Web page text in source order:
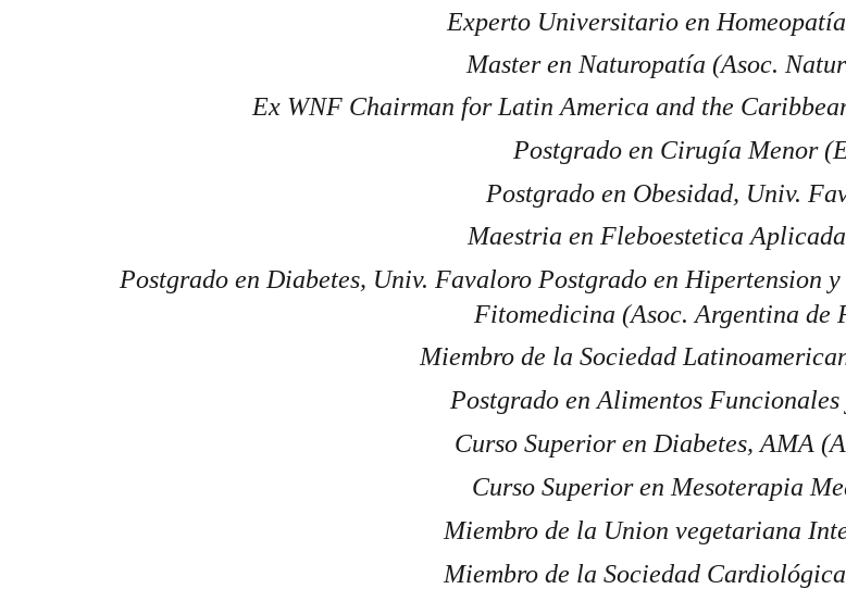
Experto Universitario en
Master en Naturopatía (Asoc.
Ex WNF Chairman for Latin America and the
Postgrado en Cirugía Menor
Postgrado en Obesidad, Univ.
Maestria en
Postgrado en Diabetes, Univ. Favaloro Postgrado en Hipertension
Fitomedicina (Asoc. Argentina de
Miembro de la Sociedad
Postgrado en Alimentos
Curso Superior en Diabetes, AMA
Curso Superior en Mesoterapia
Miembro de la Union vegetariana
Miembro de la Sociedad